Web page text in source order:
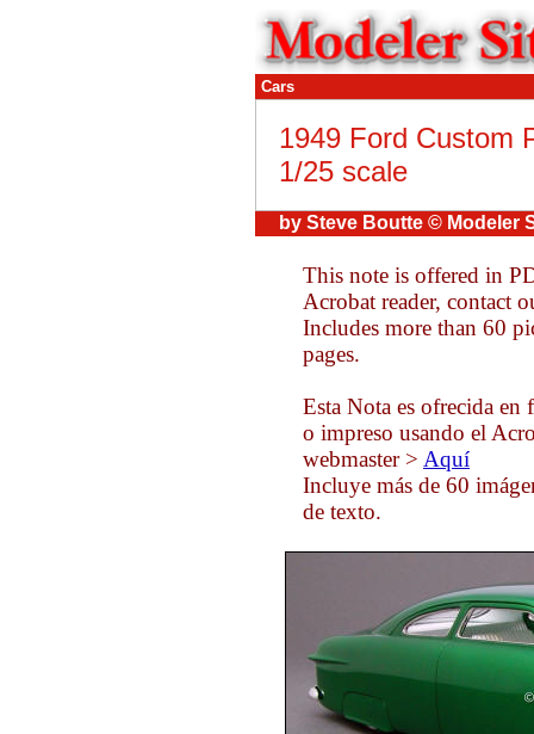
Cars
1949 Ford Custom
1/25 scale
by Steve Boutte © Modeler
This note is offered in
Acrobat reader, contact
Includes more than 60
pages.
Esta Nota es ofrecida
o impreso usando el
webmaster > Aquí
Incluye más de 60
de texto.